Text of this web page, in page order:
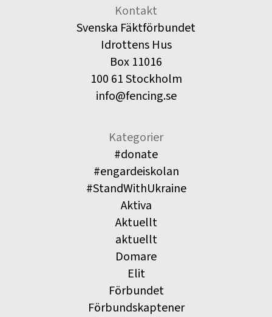
Kontakt
Svenska Fäktförbundet
Idrottens Hus
Box 11016
100 61 Stockholm
info@fencing.se
Kategorier
#donate
#engardeiskolan
#StandWithUkraine
Aktiva
Aktuellt
aktuellt
Domare
Elit
Förbundet
Förbundskaptener